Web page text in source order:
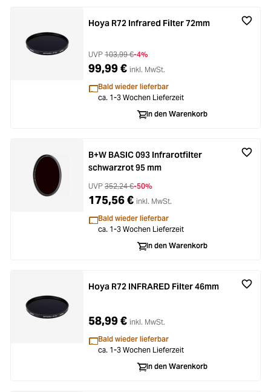
Hoya R72 Infrared Filter 72mm
UVP 103,99 €-4%
99,99 € inkl. MwSt.
Bald wieder lieferbar
ca. 1-3 Wochen Lieferzeit
In den Warenkorb
B+W BASIC 093 Infrarotfilter
schwarzrot 95 mm
UVP 352,24 €-50%
175,56 € inkl. MwSt.
Bald wieder lieferbar
ca. 1-3 Wochen Lieferzeit
In den Warenkorb
Hoya R72 INFRARED Filter 46mm
58,99 € inkl. MwSt.
Bald wieder lieferbar
ca. 1-3 Wochen Lieferzeit
In den Warenkorb